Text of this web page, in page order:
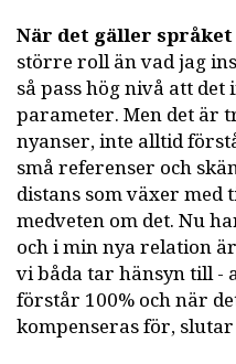
När det gäller språket
större roll än vad jag
så pass hög nivå att det
parameter. Men det är
nyanser, inte alltid
små referenser och
distans som växer med
medveten om det. Nu
och i min nya relation
vi båda tar hänsyn till -
förstår 100% och när
kompenseras för,